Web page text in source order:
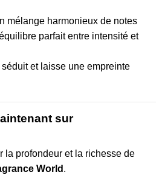
mélange harmonieux de notes
parfait entre intensité et
et laisse une empreinte
sur
la profondeur et la richesse de
World .